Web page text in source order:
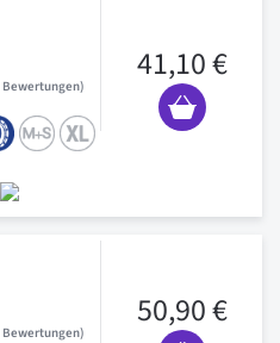
Bewertungen
41,10 €
Bewertungen
50,90 €